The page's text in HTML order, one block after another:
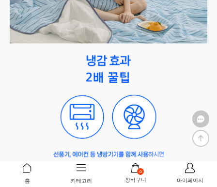
홈 카테고리
0
장바구니 마이페이지